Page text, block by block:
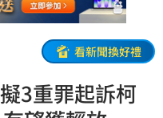
看新聞換好禮
3重罪起訴柯